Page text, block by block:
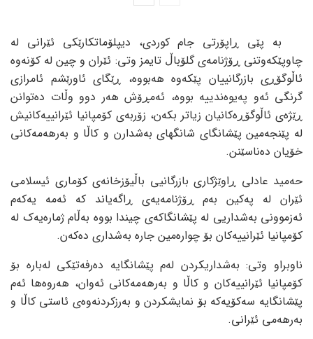
بە پێی ڕاپۆرتی جام کوردی، دیپلۆماتکارێکی ئێرانی لە
چاوپێکەوتنی ڕۆژنامەی گلۆباڵ تایمز وتی: ئێران و چین لە کۆنەوە
ئاڵوگۆڕی بازرگانییان پێکەوە هەبووە، ڕێگای ئاورێشم ئامرازی
گرنگی ئەو پەیوەندییە بووە، ئەمڕۆش هەر دوو وڵات دەتوانن
ڕێژەی ئاڵوگۆڕەکانیان زیاتر بکەن، زۆربەی کۆمپانیا ئێرانییەکانیش
لە پێنجەمین پێشانگای شانگهای بەشدارن و کاڵا و بەرهەمەکانی
خۆیان دەناسێنن.
حەمید عادلی ڕاوێژکاری بازرگانیی باڵیۆزخانەی کۆماری ئیسلامی
ئێران لە پەکین بەم ڕۆژنامەیەی ڕاگەیاند کە ئەمە یەکەم
ئەزموونی بەشداریی لە پێشانگاکەی چیندا بووە بەڵام ژمارەیەک لە
کۆمپانیا ئێرانییەکان بۆ چوارەمین جارە بەشداری دەکەن.
ناوبراو وتی: بەشداریکردن لەم پێشانگایە دەرفەتێکی لەبارە بۆ
کۆمپانیا ئێرانییەکان و کاڵا و بەرهەمەکانی ئەوان، هەروەها ئەم
پێشانگایە سەکۆیەکە بۆ نمایشکردن و بەرزکردنەوەی ئاستی کاڵا و
بەرهەمی ئێرانی.